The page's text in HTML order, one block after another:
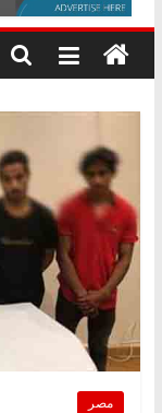
درب..
وتبقى
هي
مصر